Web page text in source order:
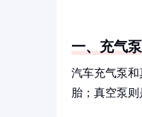
一、充气
汽车充气泵
胎；真空泵